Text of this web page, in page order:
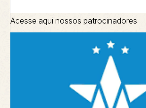
Acesse aqui nossos patrocinadores